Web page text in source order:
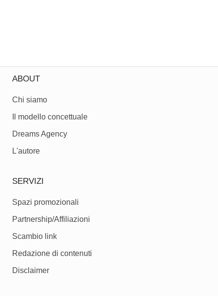
ABOUT
Chi siamo
Il modello concettuale
Dreams Agency
L'autore
SERVIZI
Spazi promozionali
Partnership/Affiliazioni
Scambio link
Redazione di contenuti
Disclaimer